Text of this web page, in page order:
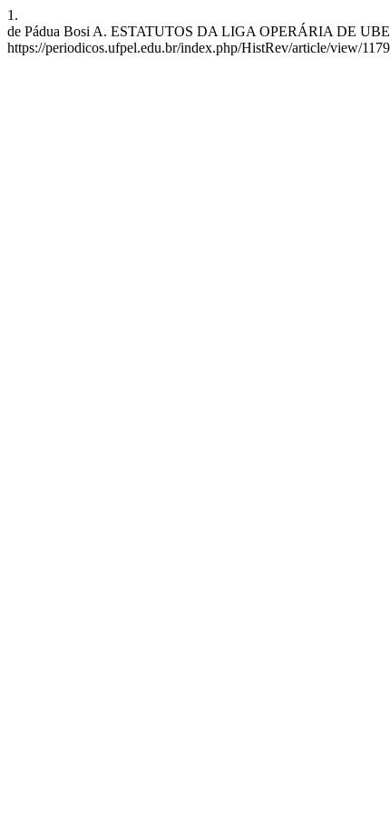
1.
de Pádua Bosi A. ESTATUTOS DA LIGA OPERÁRIA DE
https://periodicos.ufpel.edu.br/index.php/HistRev/article/view/